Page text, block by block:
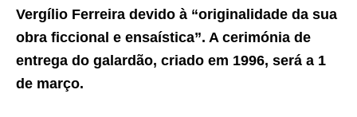
Vergílio Ferreira devido à “originalidade da sua
obra ficcional e ensaística”. A cerimónia de
entrega do galardão, criado em 1996, será a 1
de março.